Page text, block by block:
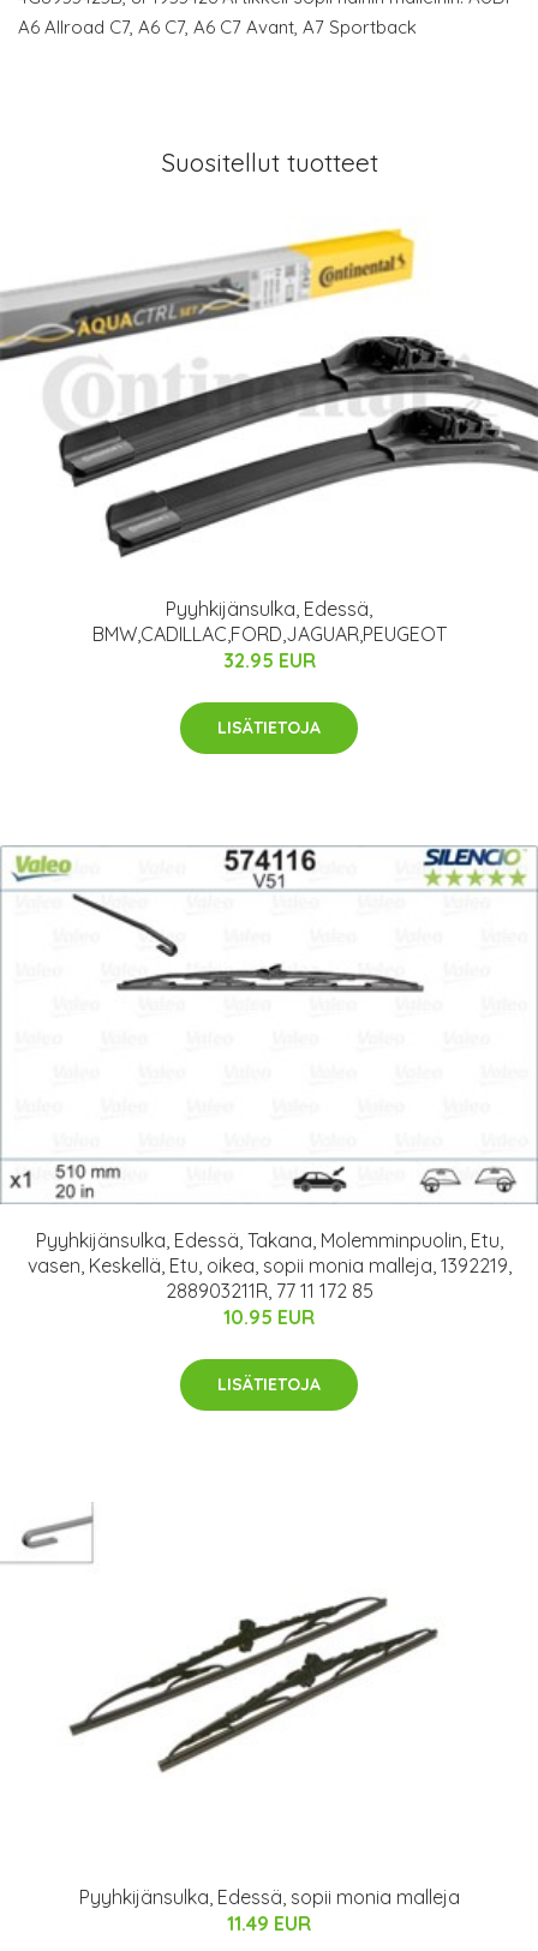
A6 Allroad C7, A6 C7, A6 C7 Avant, A7 Sportback
Suositellut tuotteet
Pyyhkijänsulka, Edessä,
BMW,CADILLAC,FORD,JAGUAR,PEUGEOT
32.95 EUR
LISÄTIETOJA
Pyyhkijänsulka, Edessä, Takana, Molemminpuolin, Etu,
vasen, Keskellä, Etu, oikea, sopii monia malleja, 1392219,
288903211R, 77 11 172 85
10.95 EUR
LISÄTIETOJA
Pyyhkijänsulka, Edessä, sopii monia malleja
11.49 EUR